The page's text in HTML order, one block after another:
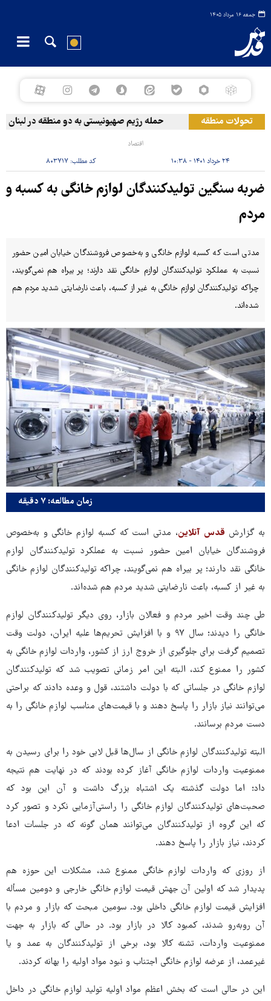
جمعه ۱۶ مرداد ۱۴۰۵
تحولات منطقه حمله رژیم صهیونیستی به دو منطقه در لبنان
اقتصاد
۲۴ خرداد ۱۴۰۱ - ۱۰:۳۸ کد مطلب:۸۰۳۷۱۷
ضربه سنگین تولیدکنندگان لوازم خانگی به کسبه و
مردم
مدتی است که کسبه لوازم خانگی و به‌خصوص فروشندگان خیابان امین حضور
نسبت به عملکرد تولیدکنندگان لوازم خانگی نقد دارند؛ پر بیراه هم نمی‌گویند،
چراکه تولیدکنندگان لوازم خانگی به غیر از کسبه، باعث نارضایتی شدید مردم هم
شده‌اند.
زمان مطالعه: ۷ دقیقه
به گزارش قدس آنلاین، مدتی است که کسبه لوازم خانگی و به‌خصوص
فروشندگان خیابان امین حضور نسبت به عملکرد تولیدکنندگان لوازم
خانگی نقد دارند؛ پر بیراه هم نمی‌گویند، چراکه تولیدکنندگان لوازم خانگی
به غیر از کسبه، باعث نارضایتی شدید مردم هم شده‌اند.
طی چند وقت اخیر مردم و فعالان بازار، روی دیگر تولیدکنندگان لوازم
خانگی را دیدند؛ سال ۹۷ و با افزایش تحریم‌ها علیه ایران، دولت وقت
تصمیم گرفت برای جلوگیری از خروج ارز از کشور، واردات لوازم خانگی به
کشور را ممنوع کند، البته این امر زمانی تصویب شد که تولیدکنندگان
لوازم خانگی در جلساتی که با دولت داشتند، قول و وعده دادند که براحتی
می‌توانند نیاز بازار را پاسخ دهند و با قیمت‌های مناسب لوازم خانگی را به
دست مردم برسانند.
البته تولیدکنندگان لوازم خانگی از سال‌ها قبل لابی خود را برای رسیدن به
ممنوعیت واردات لوازم خانگی آغاز کرده بودند که در نهایت هم نتیجه
داد؛ اما دولت گذشته یک اشتباه بزرگ داشت و آن این بود که
صحبت‌های تولیدکنندگان لوازم خانگی را راستی‌آزمایی نکرد و تصور کرد
که این گروه از تولیدکنندگان می‌توانند همان گونه که در جلسات ادعا
کردند، نیاز بازار را پاسخ دهند.
از روزی که واردات لوازم خانگی ممنوع شد، مشکلات این حوزه هم
پدیدار شد که اولین آن جهش قیمت لوازم خانگی خارجی و دومین مسأله
افزایش قیمت لوازم خانگی داخلی بود. سومین مبحث که بازار و مردم با
آن روبه‌رو شدند، کمبود کالا در بازار بود. در حالی که بازار به جهت
ممنوعیت واردات، تشنه کالا بود، برخی از تولیدکنندگان به عمد و یا
غیرعمد، از عرضه لوازم خانگی اجتناب و نبود مواد اولیه را بهانه کردند.
این در حالی است که بخش اعظم مواد اولیه تولید لوازم خانگی در داخل